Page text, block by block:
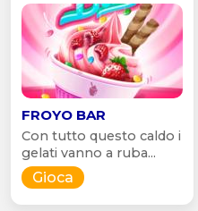
FROYO BAR
Con tutto questo caldo i
gelati vanno a ruba...
Gioca